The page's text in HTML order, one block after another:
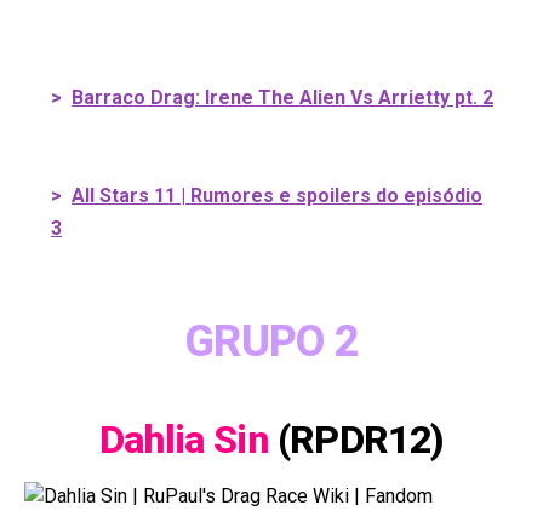
> Barraco Drag: Irene The Alien Vs Arrietty pt. 2
> All Stars 11 | Rumores e spoilers do episódio
3
GRUPO 2
Dahlia Sin (RPDR12)